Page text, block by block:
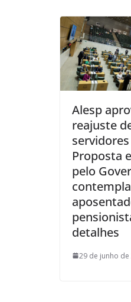
Alesp
reajuste
Proposta
pelo
contempla
detalhes
29 de junho de